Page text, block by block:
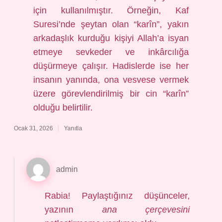
için kullanılmıştır. Örneğin, Kaf
Suresi’nde şeytan olan “karîn”, yakın
arkadaşlık kurduğu kişiyi Allah’a isyan
etmeye sevkeder ve inkârcılığa
düşürmeye çalışır. Hadislerde ise her
insanın yanında, ona vesvese vermek
üzere görevlendirilmiş bir cin “karîn”
olduğu belirtilir.
Ocak 31, 2026 Yanıtla
admin
Rabia! Paylaştığınız düşünceler,
yazının ana çerçevesini